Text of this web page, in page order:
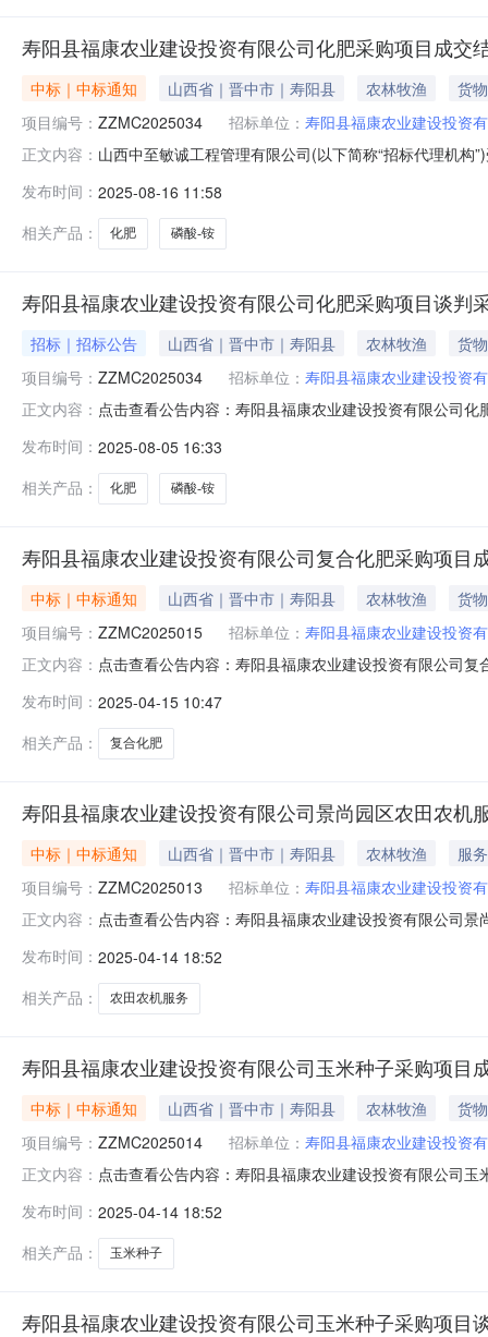
寿阳县福康农业建设投资有限公司化肥采购项目成交
中标｜中标通知 山西省｜晋中市｜寿阳县 农林牧渔
货物
项目编号： ZZMC2025034 招标单位： 寿阳县福康农业建设投资
正文内容： 山西中至敏诚工程管理有限公司(以下简称“招标代理机
地址：晋中市寿阳县2.采购代理机构：山西中至敏诚工
有限公司化肥采购项目
发布时间： 2025-08-16 11:58
相关产品：
化肥 磷酸-铵
寿阳县福康农业建设投资有限公司化肥采购项目谈判
招标｜招标公告 山西省｜晋中市｜寿阳县 农林牧渔
货物
项目编号： ZZMC2025034 招标单位： 寿阳县福康农业建设投资
正文内容： 点击查看公告内容：寿阳县福康农业建设投资有限公司
（北京时间）前提交响应文件，提交地点晋中市榆次区
司化肥采购项目采
发布时间： 2025-08-05 16:33
相关产品：
化肥 磷酸-铵
寿阳县福康农业建设投资有限公司复合化肥采购项目
中标｜中标通知 山西省｜晋中市｜寿阳县 农林牧渔
货物
项目编号： ZZMC2025015 招标单位： 寿阳县福康农业建设投资
正文内容： 点击查看公告内容：寿阳县福康农业建设投资有限公司
争性磋商邀请，磋商小组依据磋商文件确定的磋商办法
址：晋中市寿阳县2.采购代理机构
发布时间： 2025-04-15 10:47
相关产品：
复合化肥
寿阳县福康农业建设投资有限公司景尚园区农田农机
中标｜中标通知 山西省｜晋中市｜寿阳县 农林牧渔
服务
项目编号： ZZMC2025013 招标单位： 寿阳县福康农业建设投资
正文内容： 点击查看公告内容：寿阳县福康农业建设投资有限公司
2025年4月14日组织进行了竞争性磋商邀请，磋商小组
业建设投资有限公司联系地址：晋中
发布时间： 2025-04-14 18:52
相关产品：
农田农机服务
寿阳县福康农业建设投资有限公司玉米种子采购项目
中标｜中标通知 山西省｜晋中市｜寿阳县 农林牧渔
货物
项目编号： ZZMC2025014 招标单位： 寿阳县福康农业建设投资
正文内容： 点击查看公告内容：寿阳县福康农业建设投资有限公司
争性磋商邀请，磋商小组依据磋商文件确定的磋商办法
址：晋中市寿阳县2.采购代理机构
发布时间： 2025-04-14 18:52
相关产品：
玉米种子
寿阳县福康农业建设投资有限公司玉米种子采购项目